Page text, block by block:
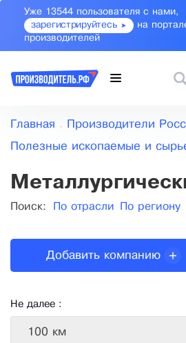
Уже 13544 пользователя с нами,
зарегистрируйтесь
на
производителей
Главная Производители
Полезные ископаемые и
Поиск: По отрасли По региону
Не далее :
100 км
Добавить компанию